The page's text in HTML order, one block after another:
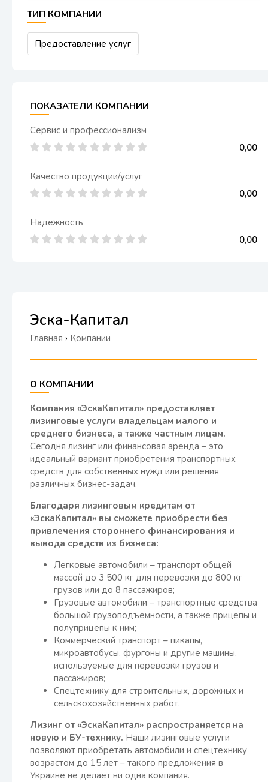
ТИП КОМПАНИИ
Предоставление услуг
ПОКАЗАТЕЛИ КОМПАНИИ
Сервис и профессионализм
0,00
Качество продукции/услуг
0,00
Надежность
0,00
Эска-Капитал
Главная › Компании
О КОМПАНИИ
Компания «ЭскаКапитал» предоставляет
лизинговые услуги владельцам малого и
среднего бизнеса, а также частным лицам.
Сегодня лизинг или финансовая аренда – это
идеальный вариант приобретения транспортных
средств для собственных нужд или решения
различных бизнес-задач.
Благодаря лизинговым кредитам от
«ЭскаКапитал» вы сможете приобрести без
привлечения стороннего финансирования и
вывода средств из бизнеса:
Легковые автомобили – транспорт общей
массой до 3 500 кг для перевозки до 800 кг
грузов или до 8 пассажиров;
Грузовые автомобили – транспортные средства
большой грузоподъемности, а также прицепы и
полуприцепы к ним;
Коммерческий транспорт – пикапы,
микроавтобусы, фургоны и другие машины,
используемые для перевозки грузов и
пассажиров;
Спецтехнику для строительных, дорожных и
сельскохозяйственных работ.
Лизинг от «ЭскаКапитал» распространяется на
новую и БУ-технику. Наши лизинговые услуги
позволяют приобретать автомобили и спецтехнику
возрастом до 15 лет – такого предложения в
Украине не делает ни одна компания.